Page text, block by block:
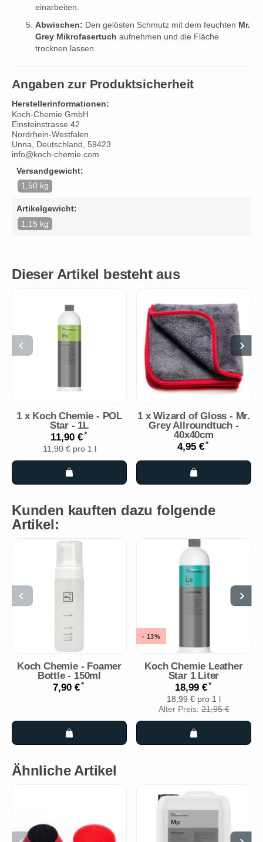
einarbeiten.
Abwischen: Den gelösten Schmutz mit dem feuchten Mr.
Grey Mikrofasertuch aufnehmen und die Fläche
trocknen lassen.
Angaben zur Produktsicherheit
Herstellerinformationen:
Koch-Chemie GmbH
Einsteinstrasse 42
Nordrhein-Westfalen
Unna, Deutschland, 59423
info@koch-chemie.com
Versandgewicht:
1,50 kg
Artikelgewicht:
1,15 kg
Dieser Artikel besteht aus
1 x Koch Chemie - POL
Star - 1L
11,90 €*
11,90 € pro 1 l
1 x Wizard of Gloss - Mr.
Grey Allroundtuch -
40x40cm
4,95 €*
Kunden kauften dazu folgende
Artikel:
Koch Chemie - Foamer
Bottle - 150ml
7,90 €*
- 13%
Koch Chemie Leather
Star 1 Liter
18,99 €*
18,99 € pro 1 l
Alter Preis:21,95 €
Ähnliche Artikel